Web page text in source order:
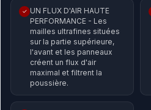
✓ UN FLUX D'AIR HAUTE
PERFORMANCE - Les
mailles ultrafines situées
sur la partie supérieure,
l'avant et les panneaux
créent un flux d'air
maximal et filtrent la
poussière.